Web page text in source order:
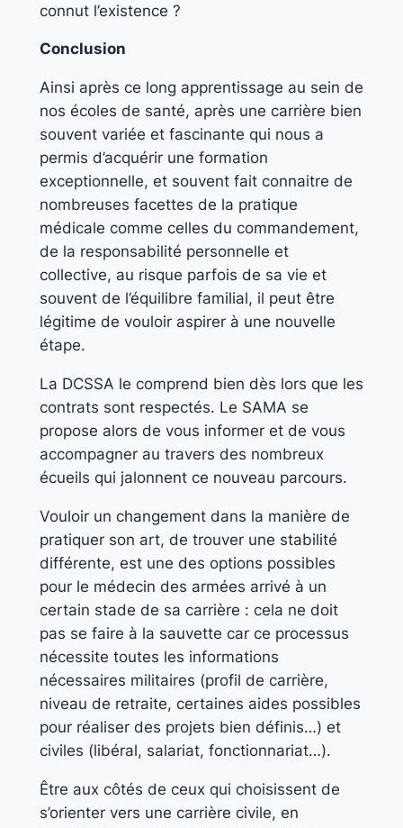
connut l’existence ?
Conclusion
Ainsi après ce long apprentissage au sein de
nos écoles de santé, après une carrière bien
souvent variée et fascinante qui nous a
permis d’acquérir une formation
exceptionnelle, et souvent fait connaitre de
nombreuses facettes de la pratique
médicale comme celles du commandement,
de la responsabilité personnelle et
collective, au risque parfois de sa vie et
souvent de l’équilibre familial, il peut être
légitime de vouloir aspirer à une nouvelle
étape.
La DCSSA le comprend bien dès lors que les
contrats sont respectés. Le SAMA se
propose alors de vous informer et de vous
accompagner au travers des nombreux
écueils qui jalonnent ce nouveau parcours.
Vouloir un changement dans la manière de
pratiquer son art, de trouver une stabilité
différente, est une des options possibles
pour le médecin des armées arrivé à un
certain stade de sa carrière : cela ne doit
pas se faire à la sauvette car ce processus
nécessite toutes les informations
nécessaires militaires (profil de carrière,
niveau de retraite, certaines aides possibles
pour réaliser des projets bien définis…) et
civiles (libéral, salariat, fonctionnariat…).
Être aux côtés de ceux qui choisissent de
s’orienter vers une carrière civile, en